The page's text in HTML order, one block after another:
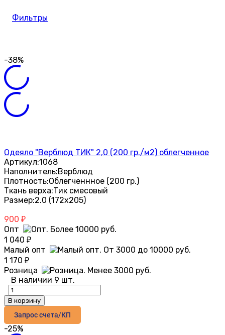
Фильтры
-38%
Одеяло "Верблюд ТИК" 2,0 (200 гр./м2) облегченное
Артикул:1068
Наполнитель:Верблюд
Плотность:Облегченнное (200 гр.)
Ткань верха:Тик смесовый
Размер:2.0 (172х205)
900 ₽
Опт
1 040 ₽
Малый опт
1 170 ₽
Розница
В наличии 9 шт.
В корзину
Запрос счета/КП
-25%